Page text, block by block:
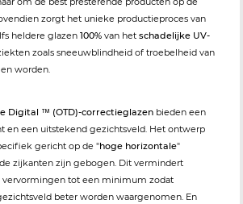
zorgt het unieke productieproces van
heldere glazen 100% van het schadelijke UV-
zoals sneeuwblindheid of troebelheid van
worden.
Digital ™ (OTD)-correctieglazen bieden een
en een uitstekend gezichtsveld. Het ontwerp
gericht op de "hoge horizontale"
zijkanten zijn gebogen. Dit vermindert
tot een minimum zodat
beter worden waargenomen. En